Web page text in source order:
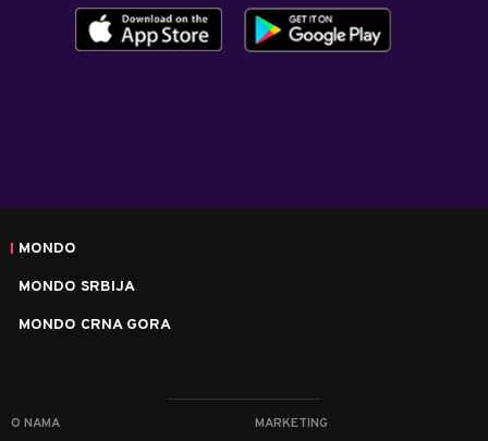
MONDO
MONDO SRBIJA
MONDO CRNA GORA
O NAMA MARKETING